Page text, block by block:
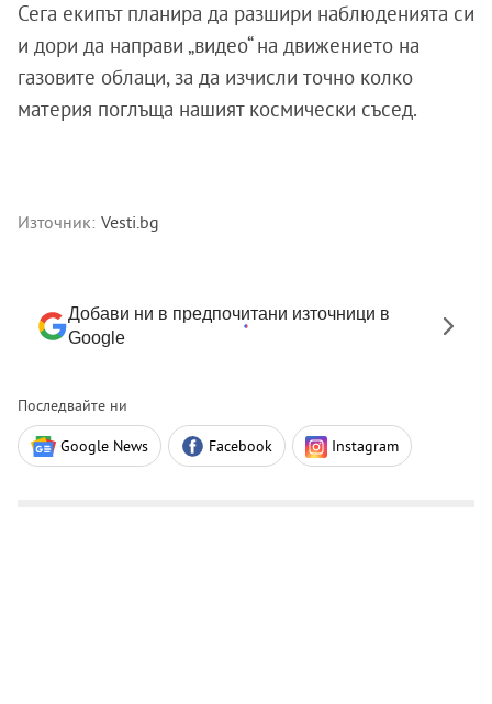
Сега екипът планира да разшири наблюденията си
и дори да направи „видео“ на движението на
газовите облаци, за да изчисли точно колко
материя поглъща нашият космически съсед.
Източник: Vesti.bg
Добави ни в предпочитани източници в
Google
Последвайте ни
Google News Facebook Instagram